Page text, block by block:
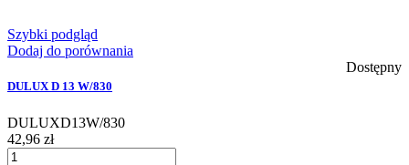
Szybki podgląd
Dodaj do porównania
Dostępny
DULUX D 13 W/830
DULUXD13W/830
42,96 zł